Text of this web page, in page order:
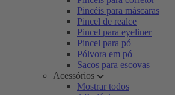
Pincéis para máscaras
Pincel de realce
Pincel para eyeliner
Pincel para pó
Pólvora em pó
Sacos para escovas
Acessórios
Mostrar todos